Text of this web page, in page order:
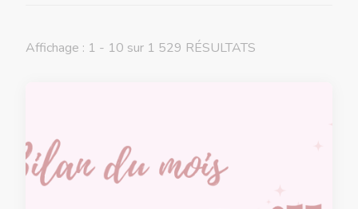
Affichage : 1 - 10 sur 1 529 RÉSULTATS